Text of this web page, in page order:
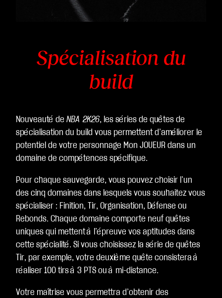
Spécialisation du
build
Nouveauté de NBA 2K26, les séries de quêtes de
spécialisation du build vous permettent d’améliorer le
potentiel de votre personnage Mon JOUEUR dans un
domaine de compétences spécifique.
Pour chaque sauvegarde, vous pouvez choisir l’un
des cinq domaines dans lesquels vous souhaitez vous
spécialiser : Finition, Tir, Organisation, Défense ou
Rebonds. Chaque domaine comporte neuf quêtes
uniques qui mettent à l’épreuve vos aptitudes dans
cette spécialité. Si vous choisissez la série de quêtes
Tir, par exemple, votre deuxième quête consistera à
réaliser 100 tirs à 3 PTS ou à mi-distance.
Votre maîtrise vous permettra d’obtenir des